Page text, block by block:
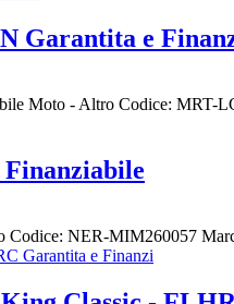
Garantita e
Moto - Altro Codice: MRT-
NER-MIM260057